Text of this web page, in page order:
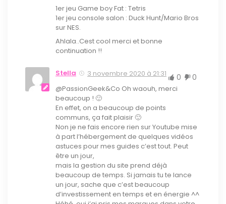
1er jeu Game boy Fat : Tetris
1er jeu console salon : Duck Hunt/Mario Bros
sur NES.
Ahlala..Cest cool merci et bonne
continuation !!
Stella 3 novembre 2020 à 21:31 0 0
@PassionGeek&Co Oh waouh, merci
beaucoup ! 🙂
En effet, on a beaucoup de points
communs, ça fait plaisir 🙂
Non je ne fais encore rien sur Youtube mise
à part l’hébergement de quelques vidéos
astuces pour mes guides c’est tout. Peut
être un jour,
mais la gestion du site prend déjà
beaucoup de temps. Si jamais tu te lance
un jour, sache que c’est beaucoup
d’investissement en temps et en énergie ^^